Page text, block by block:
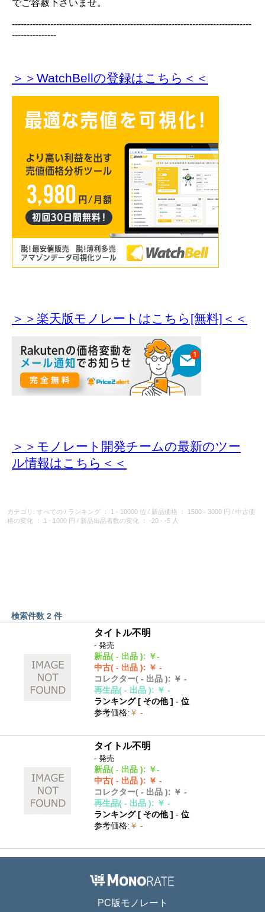
でご容赦下さいませ。
---------------------------------------------------------------------------------
---------------
＞＞WatchBellの登録はこちら＜＜
＞＞楽天版モノレートはこちら[無料]＜＜
＞＞モノレート開発チームの最新のツー
ル情報はこちら＜＜
カテゴリ: すべての / ランキング ： 1 - 10000 位 / 新品価格 ： 1500 - 3000 円 / 中古価
格の変化
： 1 - 1000 円 / 新品出品者数の変化 ： -20 - -5 人
検索件数 2 件
タイトル不明
- 発売
新品( - 出品 ): ￥-
中古( - 出品 ): ￥ -
コレクター( - 出品 ): ￥ -
再生品( - 出品 ): ￥ -
ランキング [ その他]- 位
参考価格: ￥ -
タイトル不明
- 発売
新品( - 出品 ): ￥-
中古( - 出品 ): ￥ -
コレクター( - 出品 ): ￥ -
再生品( - 出品 ): ￥ -
ランキング [ その他]- 位
参考価格: ￥ -
PC版モノレート